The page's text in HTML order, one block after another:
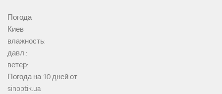
Погода
Киев
влажность:
давл.:
ветер:
Погода на 10 дней от
sinoptik.ua